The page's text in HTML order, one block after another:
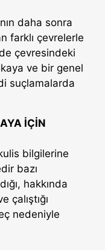
daha sonra
farklı çevrelerle
çevresindeki
ve bir genel
suçlamalarda
İÇİN
bilgilerine
bazı
hakkında
çalıştığı
nedeniyle